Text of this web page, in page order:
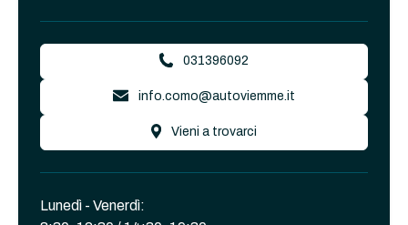
031396092
info.como@autoviemme.it
Vieni a trovarci
Lunedì - Venerdì: